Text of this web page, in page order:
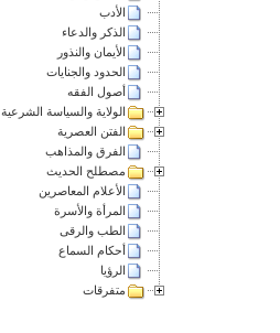
الأدب
الذكر والدعاء
الأيمان والنذور
الحدود والجنايات
أصول الفقه
الولاية والسياسة الشرعية
الفتن العصرية
الفرق والمذاهب
مصطلح الحديث
الأعلام المعاصرين
المرأة والأسرة
الطب والرقى
أحكام السماع
الرؤيا
متفرقات